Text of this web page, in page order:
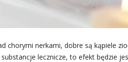
chorymi nerkami, dobre są kąpiele
lecznicze, to efekt będzie